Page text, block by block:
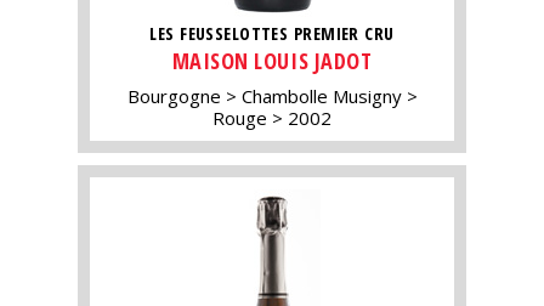
LES FEUSSELOTTES PREMIER CRU
MAISON LOUIS JADOT
Bourgogne
Chambolle Musigny
Rouge
2002